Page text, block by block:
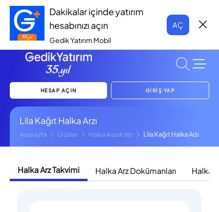
Dakikalar içinde yatırım
hesabınızı açın
Gedik Yatırım Mobil
AÇ
HESAP AÇIN GİRİŞ YAP
Lila Kağıt Halka Arzı
Anasayfa Ürünler Halka Arza Katıl Lila Kağıt Halka Arzı
Halka Arz Takvimi Halka Arz Dokümanları Halka